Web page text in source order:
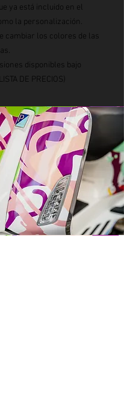
ya está incluido en el
la personalización.
cambiar los colores de las
disponibles bajo
DE PRECIOS)